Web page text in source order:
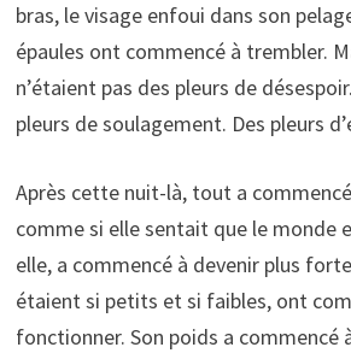
bras, le visage enfoui dans son
épaules ont commencé à trembler.
n’étaient pas des pleurs de
pleurs de soulagement. Des pleurs
Après cette nuit-là, tout a
comme si elle sentait que le monde
elle, a commencé à devenir plus
étaient si petits et si faibles, ont
fonctionner. Son poids a commencé